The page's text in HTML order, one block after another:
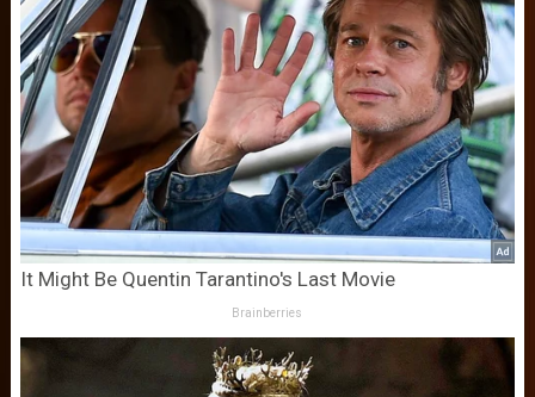
It Might Be Quentin Tarantino's Last Movie
Brainberries